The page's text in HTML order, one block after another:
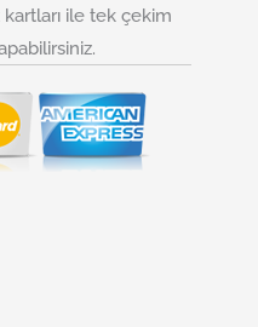
ile tek çekim